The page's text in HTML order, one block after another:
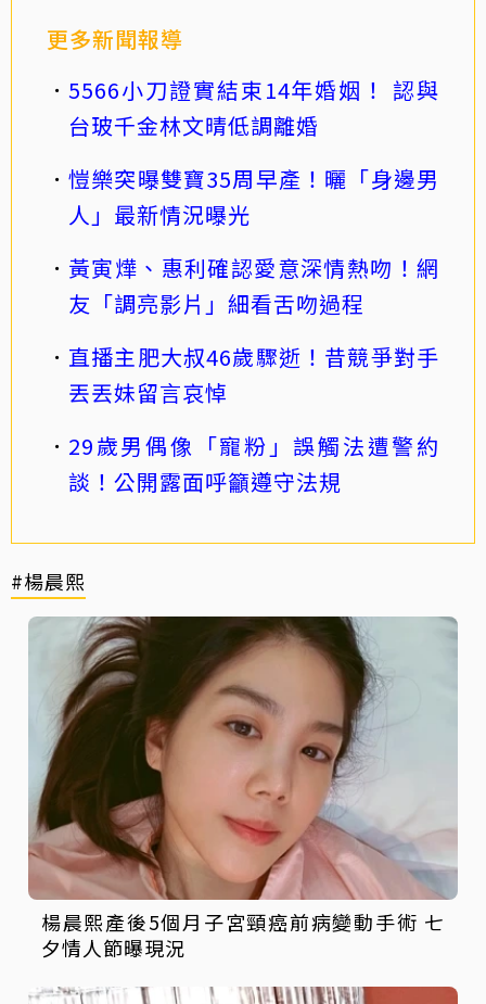
更多新聞報導
5566小刀證實結束14年婚姻！ 認與
台玻千金林文晴低調離婚
愷樂突曝雙寶35周早產！曬「身邊男
人」最新情況曝光
黃寅燁、惠利確認愛意深情熱吻！網
友「調亮影片」細看舌吻過程
直播主肥大叔46歲驟逝！昔競爭對手
丟丟妹留言哀悼
29歲男偶像「寵粉」誤觸法遭警約
談！公開露面呼籲遵守法規
#楊晨熙
楊晨熙產後5個月子宮頸癌前病變動手術 七
夕情人節曝現況